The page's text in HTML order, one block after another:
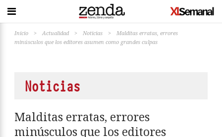
Inicio > Actualidad > Noticias >
Malditas erratas, errores
minúsculos que los editores asumen como grandes culpas
Noticias
Malditas erratas, errores
minúsculos que los editores